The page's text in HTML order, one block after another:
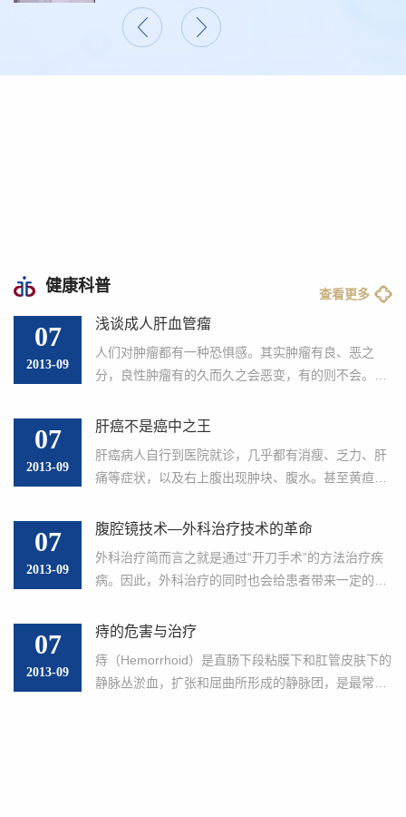
在精准手术治疗的前提下，采
用个体化、精准化医疗理念的方法
治疗各类消化道肿瘤，促进患者康
术等，对于复杂肝胆手术等方面具
有丰富的经验和技术优势，通过建
立个性化的治疗方案，提高救治成
4、疝和腹壁外科疾病
包括腹股沟疝、切口疝、造口旁疝、腹壁
巨大肿瘤切除后的腹壁修复等的综合治疗，常
目。
5. 甲状腺疾病
腺癌根治及根治性颈淋巴清扫术
等，积累了丰富的临床经验。
壁外
省外科学会主委，中华医学会陕西普
会副主任委员。陕西省有突出贡献专
陕西省“三五人才”、“215工程”第一梯
健康科普 查看更多
07
2013-09
浅谈成人肝血管瘤
人们对肿瘤都有一种恐惧感。其实肿瘤有良、恶之
分，良性肿瘤有的久而久之会恶变，有的则不会。成
瘤是肝脏最多的良性肿瘤。发病率为2％。需要医治
07
2013-09
肝癌不是癌中之王
肝癌病人自行到医院就诊，几乎都有消瘦、乏力、肝
痛等症状，以及右上腹出现肿块、腹水。甚至黄疸体
有1-5个月了。面对上述情况，临床医务工作者进行
07
2013-09
腹腔镜技术—外科治疗技术的革命
外科治疗简而言之就是通过“开刀手术”的方法治疗疾
病。因此，外科治疗的同时也会给患者带来一定的创
的要求已不仅局限在治愈疾病，越来越多的患者要求
07
2013-09
痔的危害与治疗
痔（Hemorrhoid）是直肠下段粘膜下和肛管皮肤下的
静脉丛淤血，扩张和屈曲所形成的静脉团，是最常见